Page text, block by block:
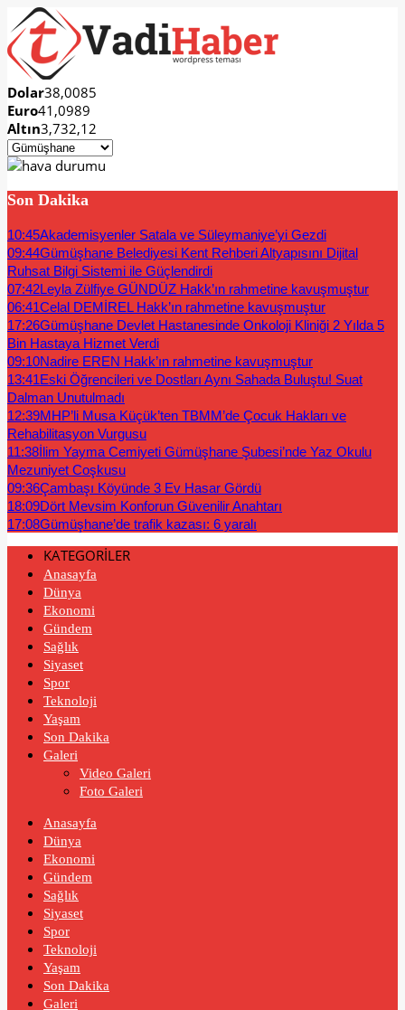
Dolar38,0085
Euro41,0989
Altın3,732,12
Son Dakika
10:45Akademisyenler Satala ve Süleymaniye’yi Gezdi
09:44Gümüşhane Belediyesi Kent Rehberi Altyapısını Dijital
Ruhsat Bilgi Sistemi ile Güçlendirdi
07:42Leyla Zülfiye GÜNDÜZ Hakk’ın rahmetine kavuşmuştur
06:41Celal DEMİREL Hakk’ın rahmetine kavuşmuştur
17:26Gümüşhane Devlet Hastanesinde Onkoloji Kliniği 2 Yılda 5
Bin Hastaya Hizmet Verdi
09:10Nadire EREN Hakk’ın rahmetine kavuşmuştur
13:41Eski Öğrencileri ve Dostları Aynı Sahada Buluştu! Suat
Dalman Unutulmadı
12:39MHP’li Musa Küçük’ten TBMM’de Çocuk Hakları ve
Rehabilitasyon Vurgusu
11:38İlim Yayma Cemiyeti Gümüşhane Şubesi’nde Yaz Okulu
Mezuniyet Coşkusu
09:36Çambaşı Köyünde 3 Ev Hasar Gördü
18:09Dört Mevsim Konforun Güvenilir Anahtarı
17:08Gümüşhane’de trafik kazası: 6 yaralı
KATEGORİLER
Anasayfa
Dünya
Ekonomi
Gündem
Sağlık
Siyaset
Spor
Teknoloji
Yaşam
Son Dakika
Galeri
Video Galeri
Foto Galeri
Anasayfa
Dünya
Ekonomi
Gündem
Sağlık
Siyaset
Spor
Teknoloji
Yaşam
Son Dakika
Galeri